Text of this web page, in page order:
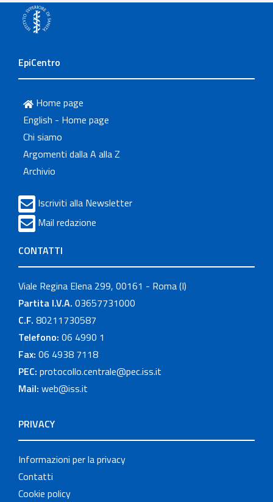
EpiCentro
Home page
English - Home page
Chi siamo
Argomenti dalla A alla Z
Archivio
Iscriviti alla Newsletter
Mail redazione
CONTATTI
Viale Regina Elena 299, 00161 - Roma (I)
Partita I.V.A. 03657731000
C.F. 80211730587
Telefono: 06 4990 1
Fax: 06 4938 7118
PEC: protocollo.centrale@pec.iss.it
Mail: web@iss.it
PRIVACY
Informazioni per la privacy
Contatti
Cookie policy